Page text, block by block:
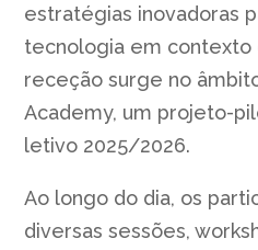
estratégias inovadoras
tecnologia em contexto
receção surge no
Academy, um projeto-
letivo 2025/2026.
Ao longo do dia, os
diversas sessões,